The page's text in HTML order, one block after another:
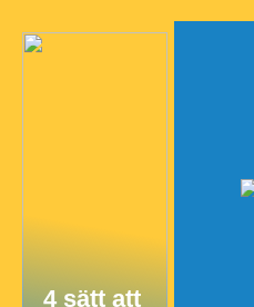
4 sätt att